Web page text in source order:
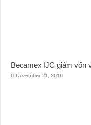
Becamex IJC giảm vốn
November 21, 2016